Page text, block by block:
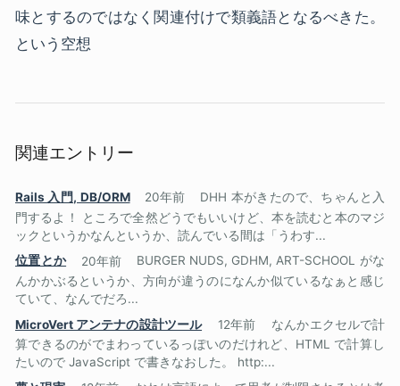
味とするのではなく関連付けで類義語となるべきた。
という空想
関連エントリー
Rails 入門, DB/ORM 20年前
DHH 本がきたので、ちゃんと入
門するよ！ ところで全然どうでもいいけど、本を読むと本のマジ
ックというかなんというか、読んでいる間は「うわす...
位置とか
20年前
BURGER NUDS, GDHM, ART-SCHOOL がな
んかかぶるというか、方向が違うのになんか似ているなぁと感じ
ていて、なんでだろ...
MicroVert アンテナの設計ツール
12年前
なんかエクセルで計
算できるのがでまわっているっぽいのだけれど、HTML で計算し
たいので JavaScript で書きなおした。 http:...